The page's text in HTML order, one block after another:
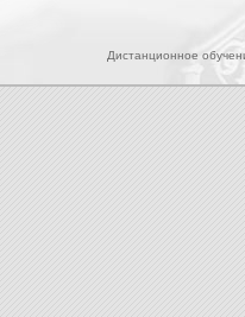
Дистанционное